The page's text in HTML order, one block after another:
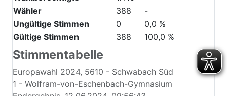
Stimmentabelle
Europawahl 2024, 5610 - Schwabach Süd
V-Partei³
1
Wahlberechtigte
1.410
Wähler
388
-
Ungültige Stimmen
0
0,0 %
Gültige Stimmen